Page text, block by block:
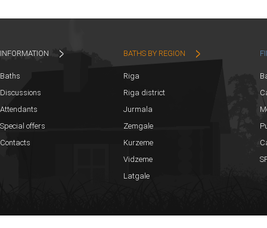
INFORMATION
Baths
Discussions
Attendants
Special offers
Contacts
BATHS BY REGION
Riga
Riga district
Jurmala
Zemgale
Kurzeme
Vidzeme
Latgale